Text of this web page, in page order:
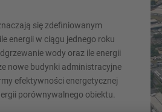
się zdefiniowanym
energii w ciągu jednego roku
wody oraz ile energii
nowe budynki administracyjne
efektywności energetycznej
porównywalnego obiektu.